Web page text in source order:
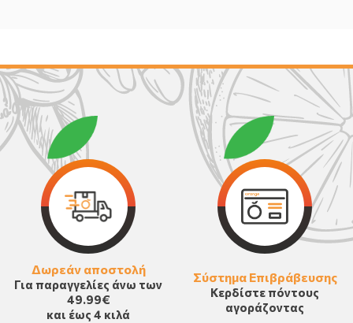
Δωρεάν αποστολή
Για παραγγελίες άνω των
49.99€
και έως 4 κιλά
Σύστημα Επιβράβευσης
Κερδίστε πόντους
αγοράζοντας